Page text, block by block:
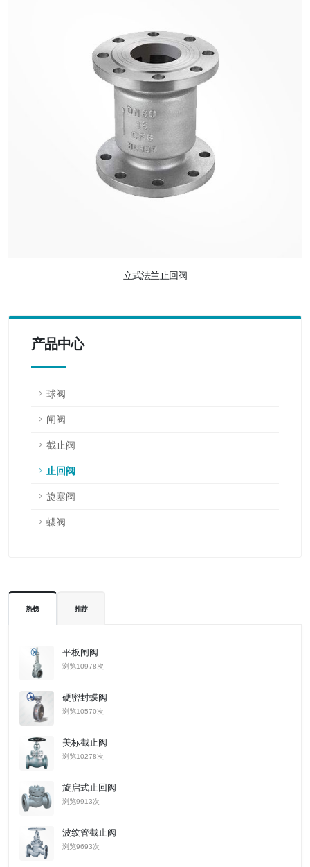
产品中心
球阀
闸阀
截止阀
止回阀
旋塞阀
蝶阀
热榜 推荐
平板闸阀
浏览10978次
硬密封蝶阀
浏览10570次
美标截止阀
浏览10278次
旋启式止回阀
浏览9913次
波纹管截止阀
浏览9693次
立式法兰止回阀